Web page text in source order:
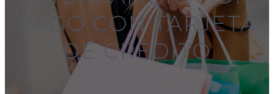
PAGO CON TARJETA
DE CRÉDITO